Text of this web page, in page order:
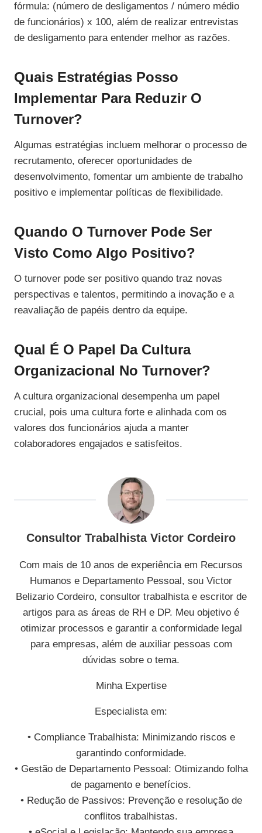
fórmula: (número de desligamentos / número médio
de funcionários) x 100, além de realizar entrevistas
de desligamento para entender melhor as razões.
Quais Estratégias Posso
Implementar Para Reduzir O
Turnover?
Algumas estratégias incluem melhorar o processo de
recrutamento, oferecer oportunidades de
desenvolvimento, fomentar um ambiente de trabalho
positivo e implementar políticas de flexibilidade.
Quando O Turnover Pode Ser
Visto Como Algo Positivo?
O turnover pode ser positivo quando traz novas
perspectivas e talentos, permitindo a inovação e a
reavaliação de papéis dentro da equipe.
Qual É O Papel Da Cultura
Organizacional No Turnover?
A cultura organizacional desempenha um papel
crucial, pois uma cultura forte e alinhada com os
valores dos funcionários ajuda a manter
colaboradores engajados e satisfeitos.
Consultor Trabalhista Victor Cordeiro
Com mais de 10 anos de experiência em Recursos
Humanos e Departamento Pessoal, sou Victor
Belizario Cordeiro, consultor trabalhista e escritor de
artigos para as áreas de RH e DP. Meu objetivo é
otimizar processos e garantir a conformidade legal
para empresas, além de auxiliar pessoas com
dúvidas sobre o tema.
Minha Expertise
Especialista em:
• Compliance Trabalhista: Minimizando riscos e
garantindo conformidade.
• Gestão de Departamento Pessoal: Otimizando folha
de pagamento e benefícios.
• Redução de Passivos: Prevenção e resolução de
conflitos trabalhistas.